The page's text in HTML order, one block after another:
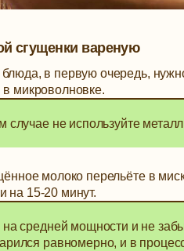
сгущенки вареную
в первую очередь,
в микроволновке.
случае не используйте
молоко перельёте в
на 15-20 минут.
на средней мощности и не
равномерно, и в